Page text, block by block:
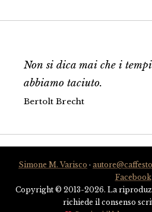
Non si dica mai che i
abbiamo taciuto.
Bertolt Brecht
Simone M. Varisco ·
Facebook
Copyright © 2013-2026. La
richiede il consenso